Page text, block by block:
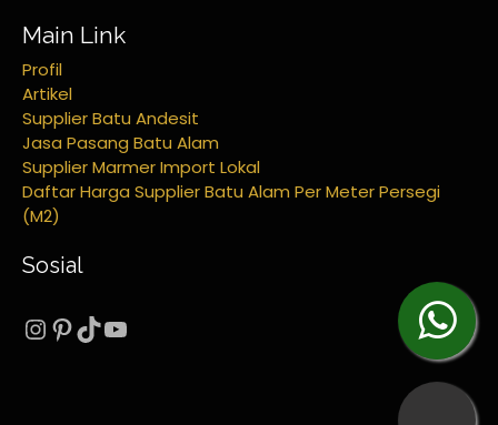
Main Link
Profil
Artikel
Supplier Batu Andesit
Jasa Pasang Batu Alam
Supplier Marmer Import Lokal
Daftar Harga Supplier Batu Alam Per Meter Persegi
(M2)
Sosial
Instagram
Pinterest
TikTok
YouTube